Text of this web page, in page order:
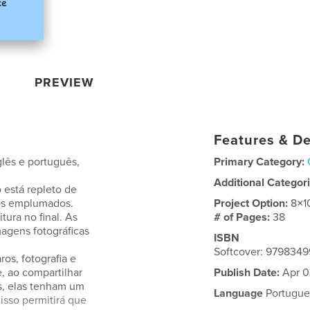
PREVIEW
e português,
repleto de
emplumados.
no final. As
fotográficas
fotografia e
ao compartilhar
elas tenham um
permitirá que
Features &
Primary Category:
Additional
Project Option:
# of Pages:38
ISBN
Softcover:
Publish Date: Apr
Language